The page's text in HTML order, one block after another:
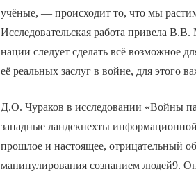
учёные, — происходит то, что мы
Исследовательская работа привела
нации следует сделать всё возможное
её реальных заслуг в войне, для этого
Д.О. Чураков в исследовании «Войны
западные ландскнехты
прошлое и настоящее, отрицательный
манипулирования сознанием людей9.